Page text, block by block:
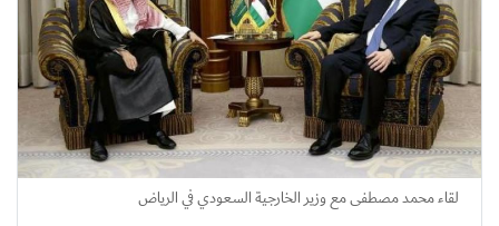
لقاء محمد مصطفى مع وزير الخارجية السعودي في الرياض